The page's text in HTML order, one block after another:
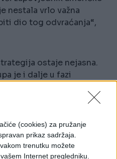
(cookies) za pružanje
prikaz sadržaja.
trenutku možete
Internet pregledniku.
nestala vrlo važna
dio tog odvraćanja“,
ostaje nejasna.
je i dalje u fazi
SAD-a u Evropi.
Pentagonu, koji je